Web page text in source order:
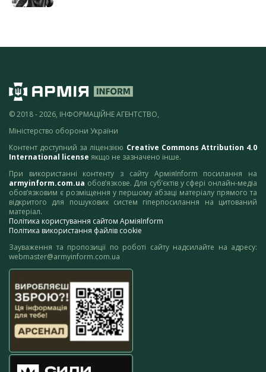
© 2018 - 2026, ІНФОРМАЦІЙНЕ АГЕНТСТВО,
Міністерство оборони України
Контент доступний за ліцензією Creative Commons Attribution 4.0
International license якщо не зазначено інше.
При використанні контенту з сайту АрміяInform посилання на
armyinform.com.ua обов’язкове. Для суб’єктів у сфері онлайн-медіа
обов’язковим є розміщення у першому абзаці матеріалу прямого та
відкритого для пошукових систем гіперпосилання на цитований
матеріал.
Політика користування сайтом АрміяInform
Політика використання файлів cookie
Зауваження та пропозиції по роботі сайту надсилайте на адресу:
webmaster@armyinform.com.ua